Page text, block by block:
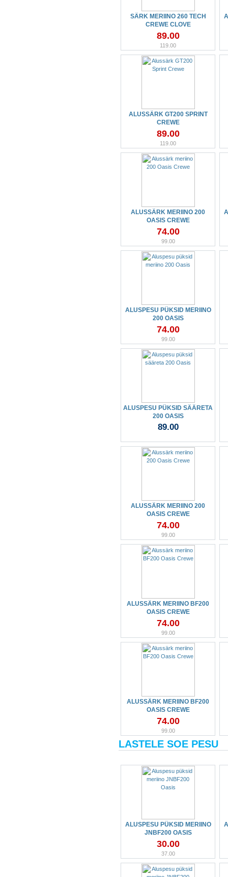
SÄRK MERIINO 260 TECH
CREWE CLOVE
89.00
119.00
ALUSSÄRK GT200 SPRINT
CREWE
89.00
119.00
ALUSSÄRK MERIINO 200
OASIS CREWE
74.00
99.00
ALUSPESU PÜKSID MERIINO
200 OASIS
74.00
99.00
ALUSPESU PÜKSID SÄÄRETA
200 OASIS
89.00
ALUSSÄRK MERIINO 200
OASIS CREWE
74.00
99.00
ALUSSÄRK MERIINO BF200
OASIS CREWE
74.00
99.00
ALUSSÄRK MERIINO BF200
OASIS CREWE
74.00
99.00
LASTELE SOE PESU
ALUSPESU PÜKSID MERIINO
JNBF200 OASIS
30.00
37.00